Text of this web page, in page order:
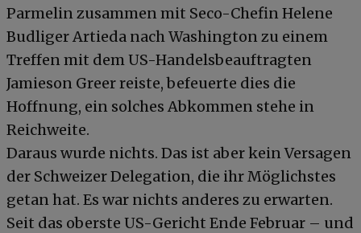
Parmelin zusammen mit Seco-Chefin Helene
Budliger Artieda nach Washington zu einem
Treffen mit dem US-Handelsbeauftragten
Jamieson Greer reiste, befeuerte dies die
Hoffnung, ein solches Abkommen stehe in
Reichweite.
Daraus wurde nichts. Das ist aber kein Versagen
der Schweizer Delegation, die ihr Möglichstes
getan hat. Es war nichts anderes zu erwarten.
Seit das oberste US-Gericht Ende Februar – und